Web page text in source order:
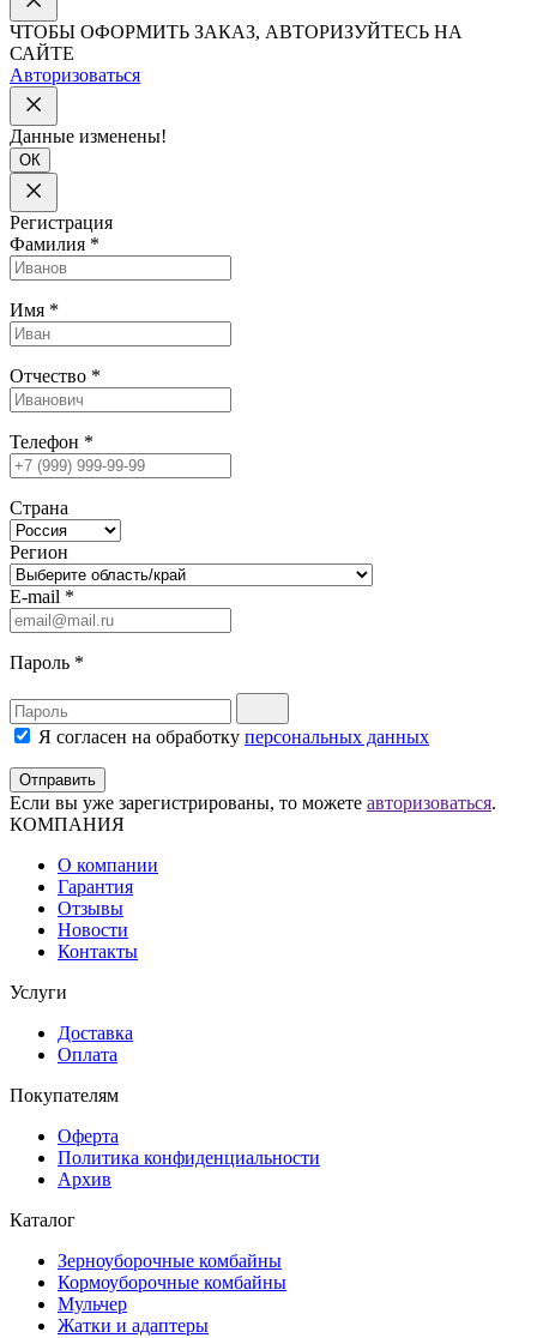
ЧТОБЫ ОФОРМИТЬ ЗАКАЗ, АВТОРИЗУЙТЕСЬ НА
САЙТЕ
Авторизоваться
Данные изменены!
ОК
Регистрация
Фамилия *
Имя *
Отчество *
Телефон *
Страна
Регион
E-mail *
Пароль *
Я согласен на обработку персональных данных
Отправить
Если вы уже зарегистрированы, то можете авторизоваться.
КОМПАНИЯ
О компании
Гарантия
Отзывы
Новости
Контакты
Услуги
Доставка
Оплата
Покупателям
Оферта
Политика конфиденциальности
Архив
Каталог
Зерноуборочные комбайны
Кормоуборочные комбайны
Мульчер
Жатки и адаптеры